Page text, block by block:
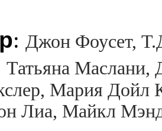
: Джон Фоусет,
Татьяна
Мария Дойл
Лиа, Майкл